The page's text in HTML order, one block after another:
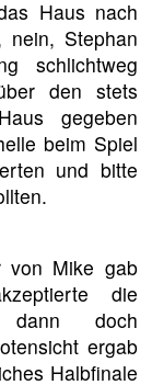
Haus nach
nein, Stephan
schlichtweg
den stets
gegeben
beim Spiel
und bitte
von Mike gab
die
dann doch
ergab
Halbfinale